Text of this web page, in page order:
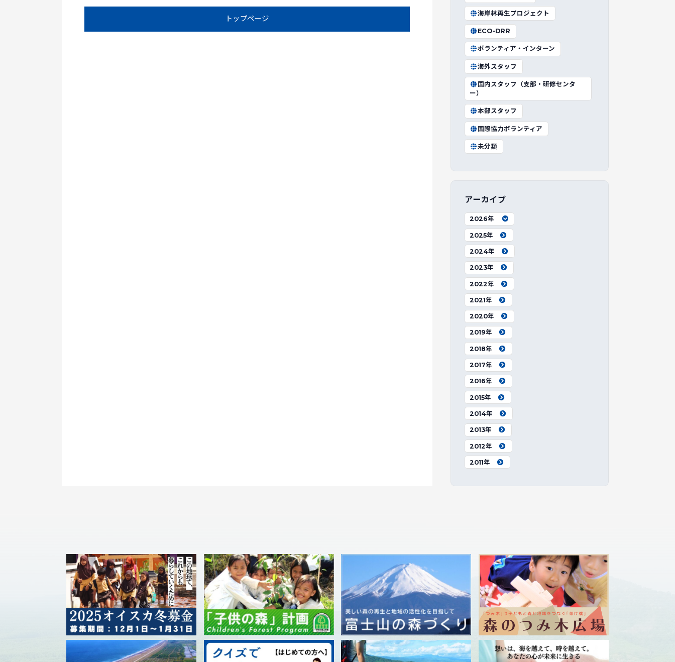
トップページ
海岸林再生プロジェクト
ECO-DRR
ボランティア・インターン
海外スタッフ
国内スタッフ（支部・研修センタ
ー）
本部スタッフ
国際協力ボランティア
未分類
アーカイブ
2026年
2025年
2024年
2023年
2022年
2021年
2020年
2019年
2018年
2017年
2016年
2015年
2014年
2013年
2012年
2011年